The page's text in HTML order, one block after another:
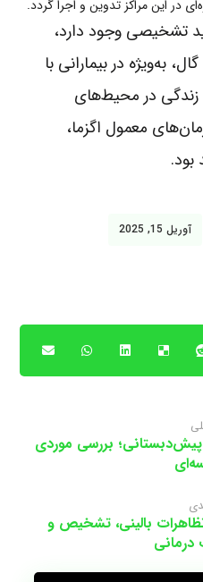
در این مراکز تدوین و اجرا گردد.
تشخیصی وجود دارد،
به‌ویژه در بیمارانی با
زندگی در محیط‌های
معمول اگزما،
آوریل 15, 2025
پیش‌دبستانی؛ بررسی موردی
بالینی، تشخیص و